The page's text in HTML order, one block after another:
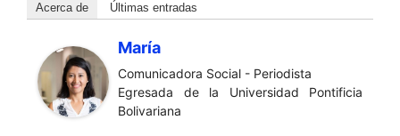
Acerca de Últimas entradas
María
Comunicadora Social - Periodista
Egresada de la Universidad Pontificia
Bolivariana